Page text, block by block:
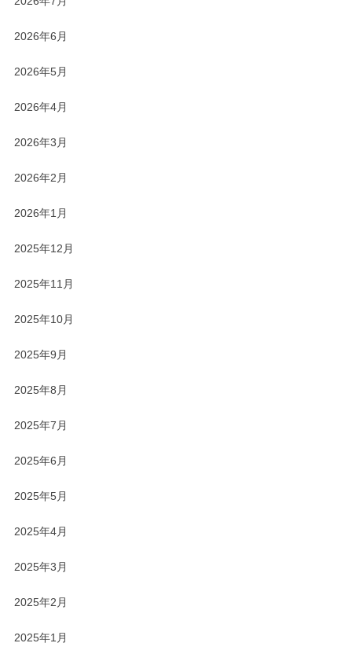
2026年6月
2026年5月
2026年4月
2026年3月
2026年2月
2026年1月
2025年12月
2025年11月
2025年10月
2025年9月
2025年8月
2025年7月
2025年6月
2025年5月
2025年4月
2025年3月
2025年2月
2025年1月